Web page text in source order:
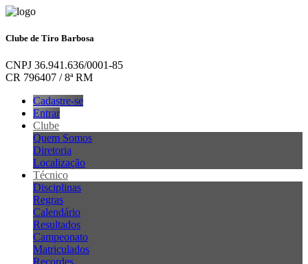
Clube de Tiro Barbosa
CNPJ 36.941.636/0001-85
CR 796407 / 8ª RM
Cadastre-se
Entrar
Clube
Quem Somos
Diretoria
Localização
Técnico
Disciplinas
Regras
Calendário
Resultados
Campeonato
Matriculados